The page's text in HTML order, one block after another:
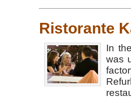
Ristorante
In
was